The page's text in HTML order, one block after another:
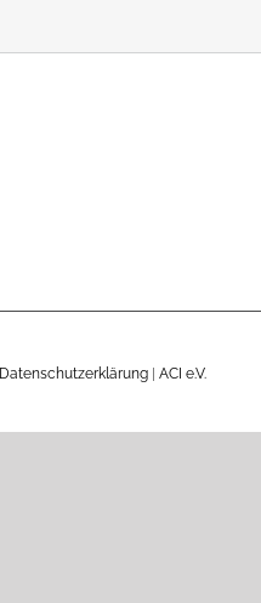
Datenschutzerklärung ACI e.V.